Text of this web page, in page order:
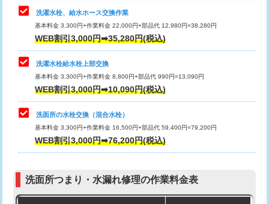
業）
排水管工事（排水管工事/3ｍまで） 55,000円
排水管工事（追加 排水管工事/3ｍ超
え）
マス交換（土の掘削・埋め戻し作業）
マス交換（深さ50㎝未満）
マス交換（深さ50㎝以上）
キッチンタンク脱着
その他部品の脱着
交換・取付（タンク）
交換・取付(単水栓（壁付・デッキ
式）)
交換・取付(混合水栓（壁付・デッキ
式・ワンホール）)
16,500円+材料費
（P/S/ポップアップ））
交換・取付（その他部品） 11,000円+材料費
洗濯水栓、給水ホース交換作業
基本料金 3,300円+作業料金 22,000円+部品代 12,980円=38,280円
WEB割引3,000円➡35,280円(税込)
洗濯水栓給水栓上部交換
基本料金 3,300円+作業料金 8,800円+部品代 990円=13,090円
WEB割引3,000円➡10,090円(税込)
洗面所の水栓交換（混合水栓）
基本料金 3,300円+作業料金 16,500円+部品代 59,400円=79,200円
WEB割引3,000円➡76,200円(税込)
洗面所つまり・水漏れ修理の作業料金表